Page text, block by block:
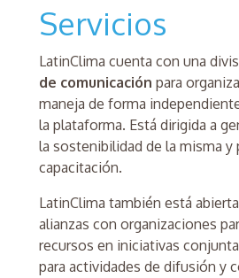
Servicios
LatinClima cuenta con una
de comunicación para
maneja de forma
la plataforma. Está dirigida a
la sostenibilidad de la misma y
capacitación.
LatinClima también está
alianzas con organizaciones
recursos en iniciativas
para actividades de difusión y